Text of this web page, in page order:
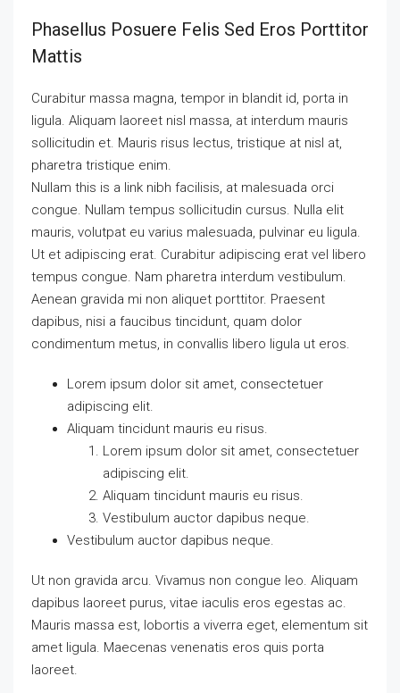
Phasellus Posuere Felis Sed Eros Porttitor
Mattis
Curabitur massa magna, tempor in blandit id, porta in
ligula. Aliquam laoreet nisl massa, at interdum mauris
sollicitudin et. Mauris risus lectus, tristique at nisl at,
pharetra tristique enim.
Nullam this is a link nibh facilisis, at malesuada orci
congue. Nullam tempus sollicitudin cursus. Nulla elit
mauris, volutpat eu varius malesuada, pulvinar eu ligula.
Ut et adipiscing erat. Curabitur adipiscing erat vel libero
tempus congue. Nam pharetra interdum vestibulum.
Aenean gravida mi non aliquet porttitor. Praesent
dapibus, nisi a faucibus tincidunt, quam dolor
condimentum metus, in convallis libero ligula ut eros.
Lorem ipsum dolor sit amet, consectetuer
adipiscing elit.
Aliquam tincidunt mauris eu risus.
Lorem ipsum dolor sit amet, consectetuer
adipiscing elit.
Aliquam tincidunt mauris eu risus.
Vestibulum auctor dapibus neque.
Vestibulum auctor dapibus neque.
Ut non gravida arcu. Vivamus non congue leo. Aliquam
dapibus laoreet purus, vitae iaculis eros egestas ac.
Mauris massa est, lobortis a viverra eget, elementum sit
amet ligula. Maecenas venenatis eros quis porta
laoreet.